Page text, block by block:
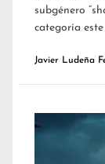
subgénero
categoría este
Javier Ludeña